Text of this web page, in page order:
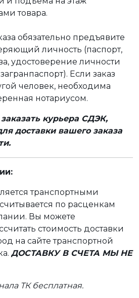
товара.
обязательно предъявите
личность (паспорт,
удостоверение личности
Если заказ
человек, необходима
нотариусом.
курьера СДЭК,
доставки вашего заказа
транспортными
по расценкам
Вы можете
стоимость доставки
на сайте транспортной
ДОСТАВКУ В СЧЕТА МЫ НЕ
ТК бесплатная.